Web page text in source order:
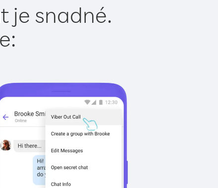
je snadné.